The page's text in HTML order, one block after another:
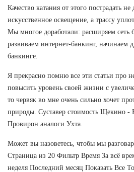
Качество катания от этого пострадать
искусственное освещение, а трассу
Мы многое доработали: расширяем сеть
развиваем интернет-банкинг, начинаем
банкинге.
Я прекрасно помню все эти статьи про
повысить уровень своей жизни с
то червяк во мне очень сильно хочет
природы. Суставер стоимость Щекино -
Провирон аналоги Ухта.
Может вы назоветесь, чтобы мы
Страница из 20 Фильтр Время За всё
неделя Последний месяц Показать Все